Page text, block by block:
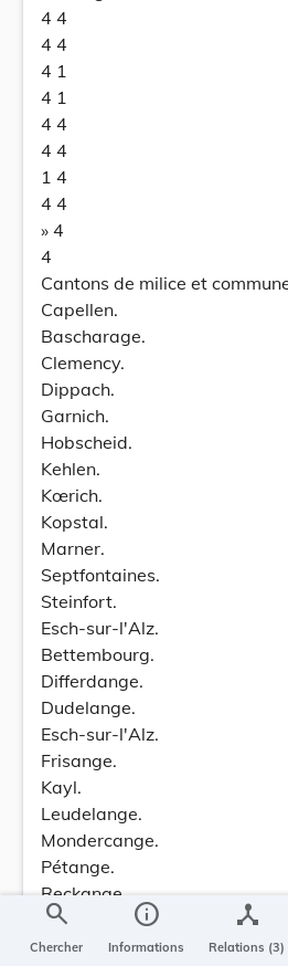
4 4
4 4
4 1
4 1
4 4
4 4
1 4
4 4
» 4
4
Cantons de milice et
Capellen.
Bascharage.
Clemency.
Dippach.
Garnich.
Hobscheid.
Kehlen.
Kœrich.
Kopstal.
Marner.
Septfontaines.
Steinfort.
Esch-sur-l'Alz.
Bettembourg.
Differdange.
Dudelange.
Esch-sur-l'Alz.
Frisange.
Kayl.
Leudelange.
Mondercange.
Pétange.
Reckange.
Rœser.
Sanem.
search
Chercher
info
Informations
device_hub
Relations (3)